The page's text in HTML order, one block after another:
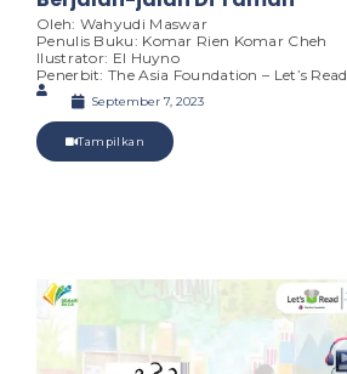
Oleh: Wahyudi Maswar
Penulis Buku: Komar Rien Komar Cheh
Ilustrator: El Huyno
Penerbit: The Asia Foundation – Let’s Read
September 7, 2023
Tampilkan